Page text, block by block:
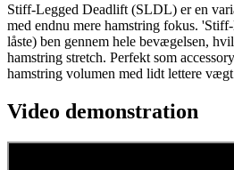
Stiff-Legged Deadlift (SLDL) er en
med endnu mere hamstring fokus.
låste) ben gennem hele bevægelsen,
hamstring stretch. Perfekt som
hamstring volumen med lidt lettere
Video demonstration